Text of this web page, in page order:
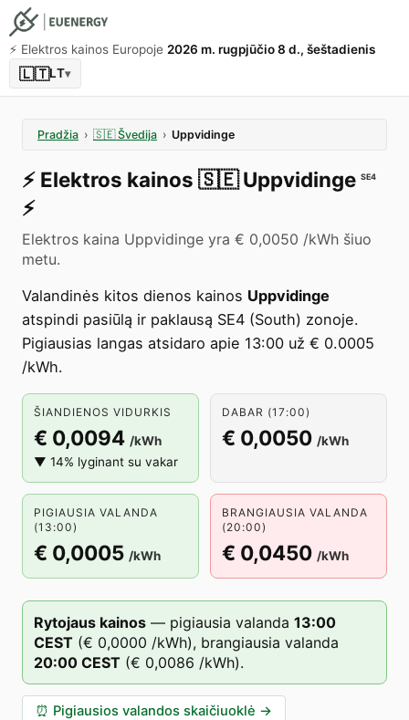
⚡️ Elektros kainos Europoje 2026 m. rugpjūčio 8 d., šeštadienis
🇱🇹LT▾
Pradžia › 🇸🇪 Švedija › Uppvidinge
⚡️ Elektros kainos 🇸🇪 Uppvidinge SE4
⚡️
Elektros kaina Uppvidinge yra € 0,0050 /kWh šiuo
metu.
Valandinės kitos dienos kainos Uppvidinge
atspindi pasiūlą ir paklausą SE4 (South) zonoje.
Pigiausias langas atsidaro apie 13:00 už € 0.0005
/kWh.
ŠIANDIENOS VIDURKIS
€ 0,0094 /kWh
▼ 14% lyginant su vakar
DABAR (17:00)
€ 0,0050 /kWh
PIGIAUSIA VALANDA
(13:00)
€ 0,0005 /kWh
BRANGIAUSIA VALANDA
(20:00)
€ 0,0450 /kWh
Rytojaus kainos — pigiausia valanda 13:00
CEST (€ 0,0000 /kWh), brangiausia valanda
20:00 CEST (€ 0,0086 /kWh).
⏰ Pigiausios valandos skaičiuoklė →